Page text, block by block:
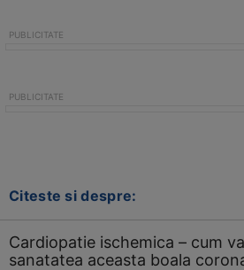
Citeste si despre:
Cardiopatie ischemica – cum
sanatatea aceasta boala